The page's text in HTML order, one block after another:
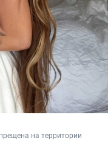
на территории